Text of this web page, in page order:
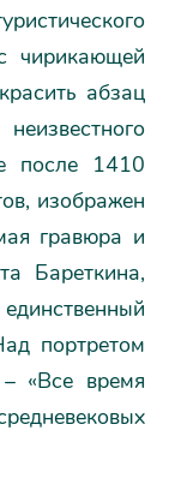
чирикающей
абзац
после 1410
изображен
гравюра и
Бареткина,
портретом
«Все время